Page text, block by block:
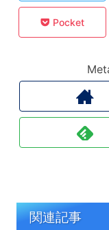
Pocket
関連記事